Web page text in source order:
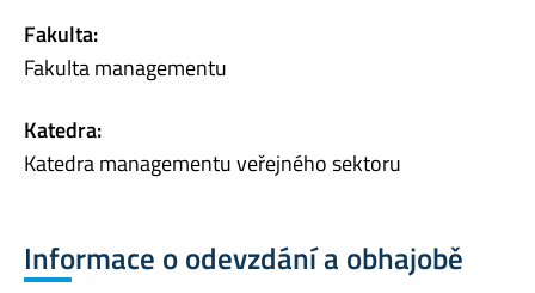
Fakulta:
Fakulta managementu
Katedra:
Katedra managementu veřejného sektoru
Informace o odevzdání a obhajobě